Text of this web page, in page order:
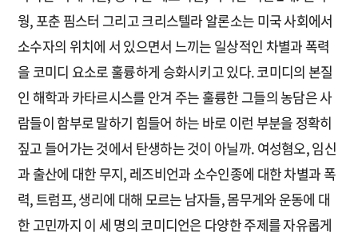
웡, 포춘 핌스터 그리고 크리스텔라 알론소는 미국 사회에서
소수자의 위치에 서 있으면서 느끼는 일상적인 차별과 폭력
을 코미디 요소로 훌륭하게 승화시키고 있다. 코미디의 본질
인 해학과 카타르시스를 안겨 주는 훌륭한 그들의 농담은 사
람들이 함부로 말하기 힘들어 하는 바로 이런 부분을 정확히
짚고 들어가는 것에서 탄생하는 것이 아닐까. 여성혐오, 임신
과 출산에 대한 무지, 레즈비언과 소수인종에 대한 차별과 폭
력, 트럼프, 생리에 대해 모르는 남자들, 몸무게와 운동에 대
한 고민까지 이 세 명의 코미디언은 다양한 주제를 자유롭게